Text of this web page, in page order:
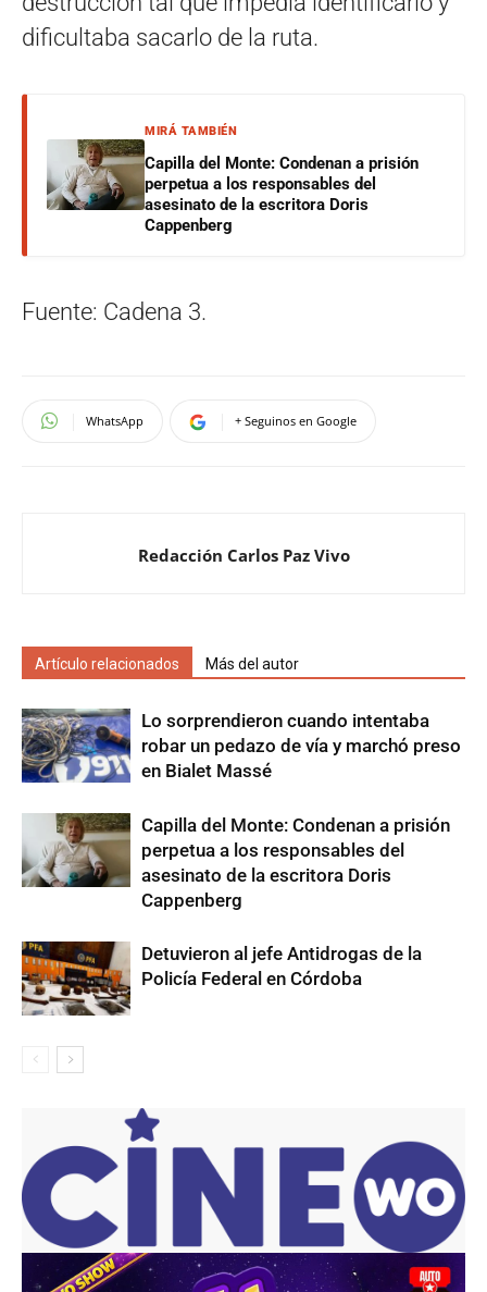
dificultaba sacarlo de la ruta.
MIRÁ TAMBIÉN
Capilla del Monte: Condenan a prisión
perpetua a los responsables del
asesinato de la escritora Doris
Cappenberg
Fuente: Cadena 3.
WhatsApp + Seguinos en Google
Redacción Carlos Paz Vivo
Artículo relacionados Más del autor
Lo sorprendieron cuando intentaba
robar un pedazo de vía y marchó preso
en Bialet Massé
Capilla del Monte: Condenan a prisión
perpetua a los responsables del
asesinato de la escritora Doris
Cappenberg
Detuvieron al jefe Antidrogas de la
Policía Federal en Córdoba